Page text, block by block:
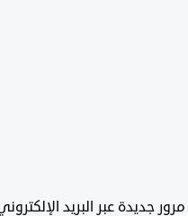
جديدة عبر البريد